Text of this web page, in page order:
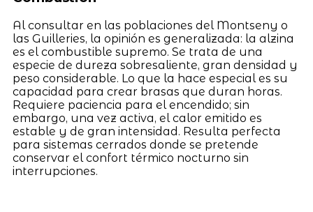
Al consultar en las poblaciones del Montseny o
las Guilleries, la opinión es generalizada: la alzina
es el combustible supremo. Se trata de una
especie de dureza sobresaliente, gran densidad y
peso considerable. Lo que la hace especial es su
capacidad para crear brasas que duran horas.
Requiere paciencia para el encendido; sin
embargo, una vez activa, el calor emitido es
estable y de gran intensidad. Resulta perfecta
para sistemas cerrados donde se pretende
conservar el confort térmico nocturno sin
interrupciones.